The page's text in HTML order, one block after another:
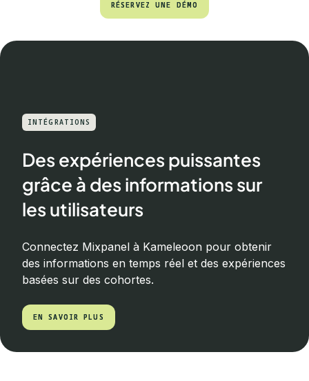
RÉSERVEZ UNE DÉMO
RÉSERVEZ UNE DÉMO
INTÉGRATIONS
Des expériences puissantes
grâce à des informations sur
les utilisateurs
Connectez Mixpanel à Kameleoon pour obtenir
des informations en temps réel et des expériences
basées sur des cohortes.
EN SAVOIR PLUS
EN SAVOIR PLUS